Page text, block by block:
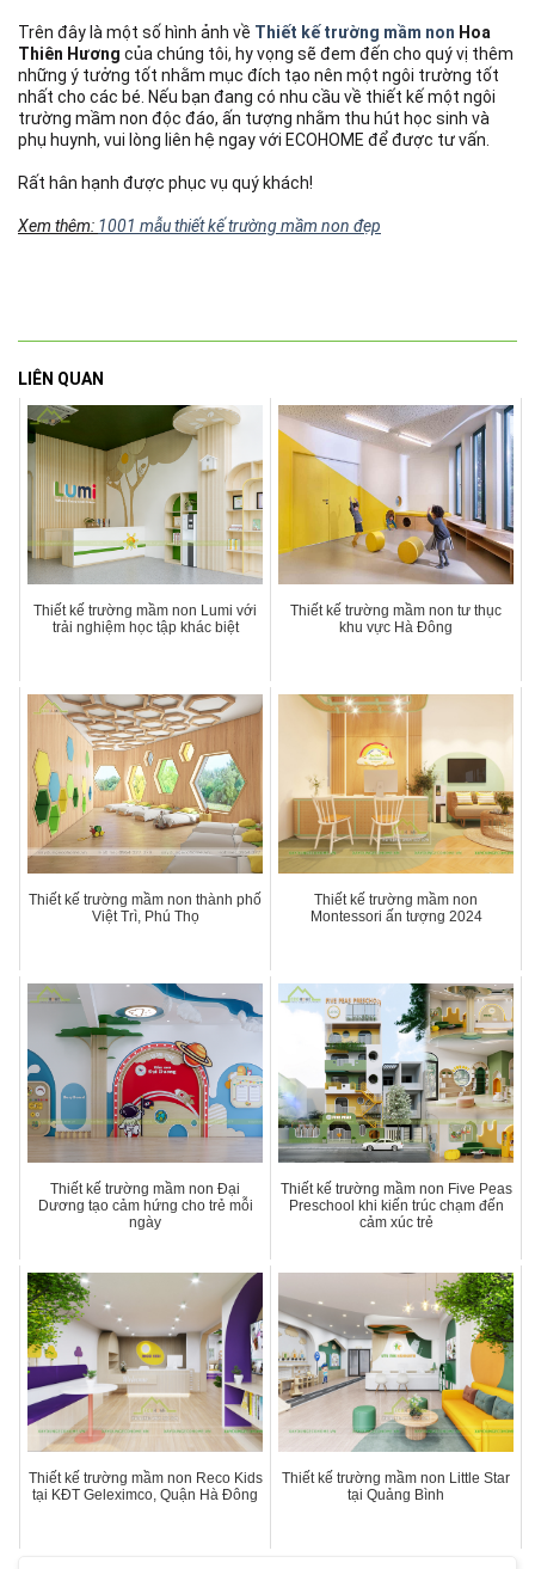
Trên đây là một số hình ảnh về Thiết kế trường mầm non Hoa
Thiên Hương của chúng tôi, hy vọng sẽ đem đến cho quý vị thêm
những ý tưởng tốt nhằm mục đích tạo nên một ngôi trường tốt
nhất cho các bé. Nếu bạn đang có nhu cầu về thiết kế một ngôi
trường mầm non độc đáo, ấn tượng nhằm thu hút học sinh và
phụ huynh, vui lòng liên hệ ngay với ECOHOME để được tư vấn.
Rất hân hạnh được phục vụ quý khách!
Xem thêm: 1001 mẫu thiết kế trường mầm non đẹp
LIÊN QUAN
Thiết kế trường mầm non Lumi với
trải nghiệm học tập khác biệt
Thiết kế trường mầm non tư thục
khu vực Hà Đông
Thiết kế trường mầm non thành phố
Việt Trì, Phú Thọ
Thiết kế trường mầm non
Montessori ấn tượng 2024
Thiết kế trường mầm non Đại
Dương tạo cảm hứng cho trẻ mỗi
ngày
Thiết kế trường mầm non Five Peas
Preschool khi kiến trúc chạm đến
cảm xúc trẻ
Thiết kế trường mầm non Reco Kids
tại KĐT Geleximco, Quận Hà Đông
Thiết kế trường mầm non Little Star
tại Quảng Bình